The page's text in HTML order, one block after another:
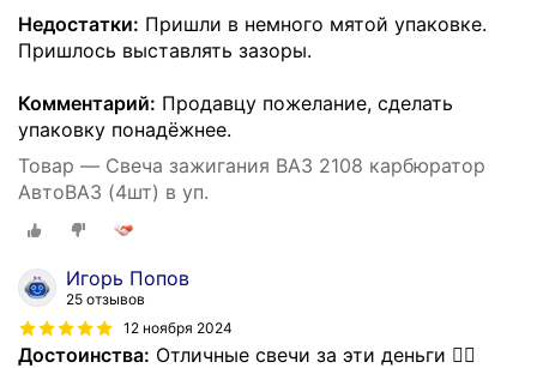
Недостатки: Пришли в немного мятой упаковке.
Пришлось выставлять зазоры.
Комментарий: Продавцу пожелание, сделать
упаковку понадëжнее.
Товар — Свеча зажигания ВАЗ 2108 карбюратор
АвтоВАЗ (4шт) в уп.
Игорь Попов
25 отзывов
12 ноября 2024
Достоинства: Отличные свечи за эти деньги 👍🏻